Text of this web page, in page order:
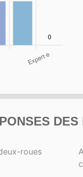
roues